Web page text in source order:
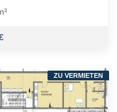
ZU VERMIETEN